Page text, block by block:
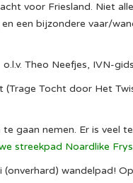
voor Friesland. Niet
een bijzondere vaar/
Theo Neefjes, IVN-
Tocht door Het
gaan nemen. Er is veel
streekpad Noardlike
wandelpad!